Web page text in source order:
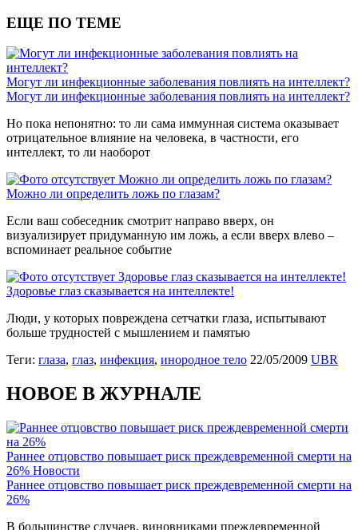
ЕЩЕ ПО ТЕМЕ
Могут ли инфекционные заболевания повлиять на интеллект?
Могут ли инфекционные заболевания повлиять на интеллект?
Но пока непонятно: то ли сама иммунная система оказывает
отрицательное влияние на человека, в частности, его
интеллект, то ли наоборот
Можно ли определить ложь по глазам?
Можно ли определить ложь по глазам?
Если ваш собеседник смотрит направо вверх, он
визуализирует придуманную им ложь, а если вверх влево –
вспоминает реальное событие
Здоровье глаз сказывается на интеллекте!
Здоровье глаз сказывается на интеллекте!
Люди, у которых повреждена сетчатки глаза, испытывают
больше трудностей с мышлением и памятью
Теги: глаза, глаз, инфекция, инородное тело 22/05/2009 UBR
НОВОЕ В ЖУРНАЛЕ
Раннее отцовство повышает риск преждевременной смерти на
26% Новости
Раннее отцовство повышает риск преждевременной смерти на
26%
В большинстве случаев, виновниками преждевременной